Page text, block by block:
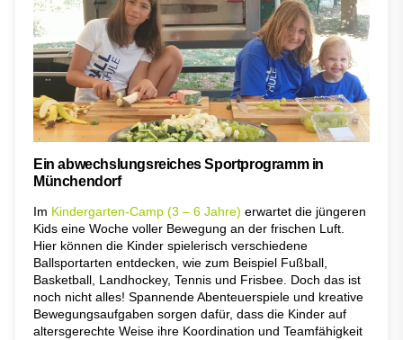
Ein abwechslungsreiches Sportprogramm in
Münchendorf
Im Kindergarten-Camp (3 – 6 Jahre) erwartet die jüngeren
Kids eine Woche voller Bewegung an der frischen Luft.
Hier können die Kinder spielerisch verschiedene
Ballsportarten entdecken, wie zum Beispiel Fußball,
Basketball, Landhockey, Tennis und Frisbee. Doch das ist
noch nicht alles! Spannende Abenteuerspiele und kreative
Bewegungsaufgaben sorgen dafür, dass die Kinder auf
altersgerechte Weise ihre Koordination und Teamfähigkeit